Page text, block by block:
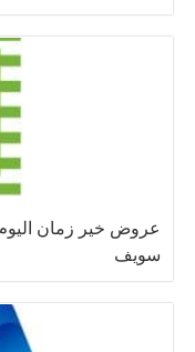
سويف